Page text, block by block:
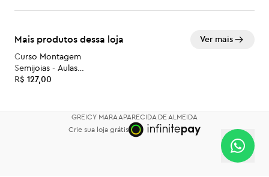
- Temas sobre as rotinas do empreendedorismo -
pessoal, finanças, marketing, gestão.
- Reflexões sobre o impacto do autoconhecimento no
processo de empreender e nas nossas relações.
Acesso às aulas pelo período de 1 ano.
Minha missão é inspirar! Gostou? Vem comigo nessa
Mais produtos dessa loja Ver mais
Curso Montagem
Semijoias - Aulas
Avulsas
R$ 127,00
GREICY MARA APARECIDA DE ALMEIDA
Crie sua loja grátis